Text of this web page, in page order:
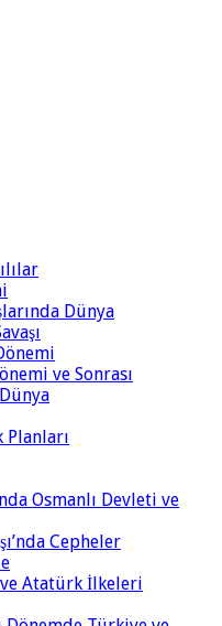
Dünya
ve Sonrası
Planları
Osmanlı Devleti ve
Cepheler
Atatürk İlkeleri